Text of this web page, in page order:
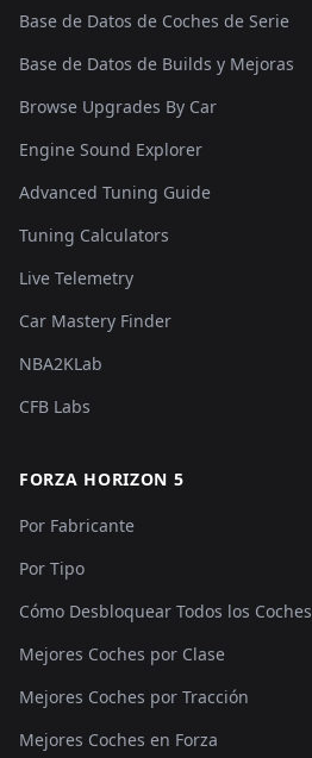
Base de Datos de Coches de Serie
Base de Datos de Builds y Mejoras
Browse Upgrades By Car
Engine Sound Explorer
Advanced Tuning Guide
Tuning Calculators
Live Telemetry
Car Mastery Finder
NBA2KLab
CFB Labs
FORZA HORIZON 5
Por Fabricante
Por Tipo
Cómo Desbloquear Todos los Coches
Mejores Coches por Clase
Mejores Coches por Tracción
Mejores Coches en Forza